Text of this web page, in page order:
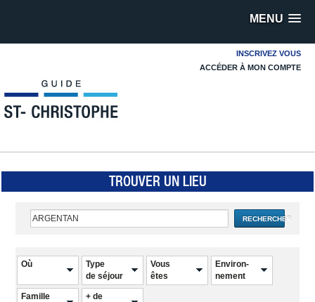
MENU
INSCRIVEZ VOUS
ACCÉDER À MON COMPTE
TROUVER UN LIEU
RECHERCHER
Où
Type
de séjour
Vous
êtes
Environ-
nement
Famille
+ de